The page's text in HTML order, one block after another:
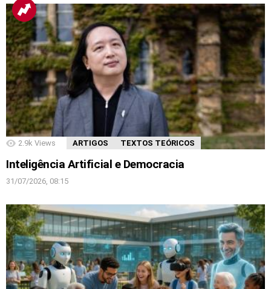
2.9k Views ARTIGOS TEXTOS TEÓRICOS
Inteligência Artificial e Democracia
31/07/2026, 08:15